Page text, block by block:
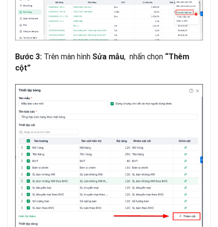
Bước 3: Trên màn hình Sửa mẫu, nhấn chọn “Thêm
cột”